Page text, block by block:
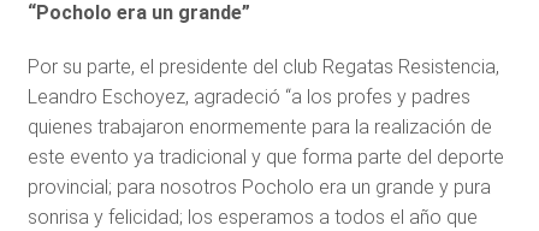
“Pocholo era un grande”
Por su parte, el presidente del club Regatas Resistencia,
Leandro Eschoyez, agradeció “a los profes y padres
quienes trabajaron enormemente para la realización de
este evento ya tradicional y que forma parte del deporte
provincial; para nosotros Pocholo era un grande y pura
sonrisa y felicidad; los esperamos a todos el año que